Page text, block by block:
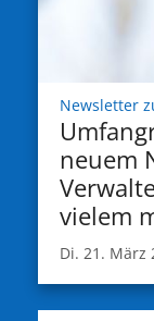
Newsletter
neuem
vielem
Di. 21. März